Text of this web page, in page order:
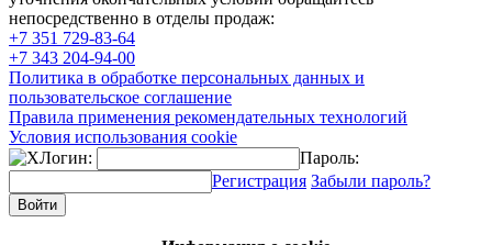
непосредственно в отделы продаж:
+7 351 729-83-64
+7 343 204-94-00
Политика в обработке персональных данных и
пользовательское соглашение
Правила применения рекомендательных технологий
Условия использования cookie
Логин:
Пароль:
Регистрация Забыли пароль?